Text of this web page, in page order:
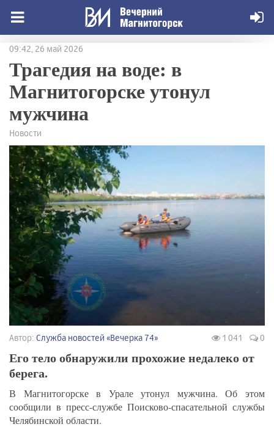
09:42, 26 май 2026
Трагедия на воде: в
Магнитогорске утонул
мужчина
Новости
Автор: Служба новостей «Вечерка 74» 1 041 0
Его тело обнаружили прохожие недалеко от
берега.
В Магнитогорске в Урале утонул мужчина. Об этом
сообщили в пресс-службе Поисково-спасательной службы
Челябинской области.